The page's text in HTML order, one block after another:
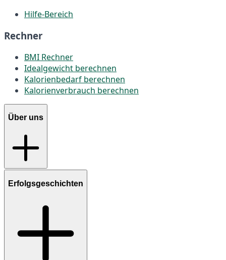
Hilfe-Bereich
Rechner
BMI Rechner
Idealgewicht berechnen
Kalorienbedarf berechnen
Kalorienverbrauch berechnen
Über uns
Erfolgsgeschichten